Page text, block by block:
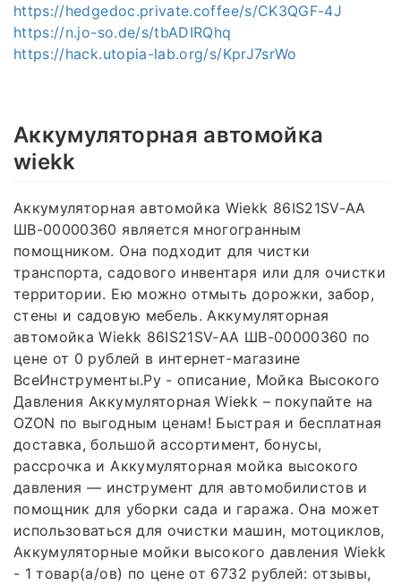
https://hedgedoc.private.coffee/s/CK3QGF-4J
https://n.jo-so.de/s/tbADIRQhq
https://hack.utopia-lab.org/s/KprJ7srWo
Аккумуляторная автомойка
wiekk
Аккумуляторная автомойка Wiekk 86IS21SV-AA
ШВ-00000360 является многогранным
помощником. Она подходит для чистки
транспорта, садового инвентаря или для очистки
территории. Ею можно отмыть дорожки, забор,
стены и садовую мебель. Аккумуляторная
автомойка Wiekk 86IS21SV-AA ШВ-00000360 по
цене от 0 рублей в интернет-магазине
ВсеИнструменты.Ру - описание, Мойка Высокого
Давления Аккумуляторная Wiekk – покупайте на
OZON по выгодным ценам! Быстрая и бесплатная
доставка, большой ассортимент, бонусы,
рассрочка и Аккумуляторная мойка высокого
давления — инструмент для автомобилистов и
помощник для уборки сада и гаража. Она может
использоваться для очистки машин, мотоциклов,
Аккумуляторные мойки высокого давления Wiekk
- 1 товар(а/ов) по цене от 6732 рублей: отзывы,